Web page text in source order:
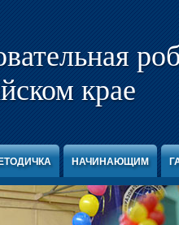
крае
НАЧИНАЮЩИМ